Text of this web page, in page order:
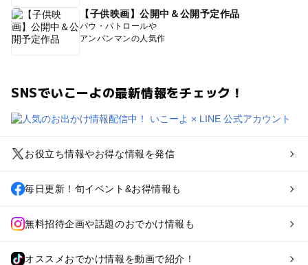
【子供映画】公開中＆公開予定作品
パウ・パトロールや
アンパンマンの人気作
SNSでいこーよの最新情報をチェック！
お役立ち情報やお得な情報を発信
毎日更新！旬イベント&お得情報も
無料招待企画や話題のおでかけ情報も
オススメおでかけ情報を動画で紹介！